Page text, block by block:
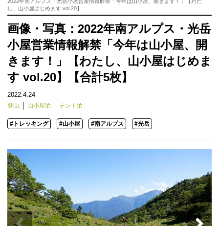
し、山小屋はじめます vol.20】
画像・写真：2022年南アルプス・光岳
小屋営業情報解禁「今年は山小屋、開
きます！」【わたし、山小屋はじめま
す vol.20】【合計5枚】
2022.4.24
登山 山小屋泊 テント泊
#トレッキング #山小屋 #南アルプス #光岳